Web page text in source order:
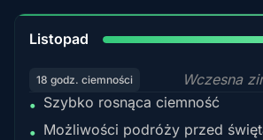
Listopad
18 godz. ciemności
Wczesna
• Szybko rosnąca ciemność
• Możliwości podróży przed